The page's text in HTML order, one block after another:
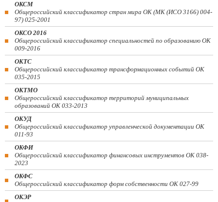
ОКСМ
Общероссийский классификатор стран мира ОК (МК (ИСО 3166) 004-
97) 025-2001
ОКСО 2016
Общероссийский классификатор специальностей по образованию ОК
009-2016
ОКТС
Общероссийский классификатор трансформационных событий ОК
035-2015
ОКТМО
Общероссийский классификатор территорий муниципальных
образований ОК 033-2013
ОКУД
Общероссийский классификатор управленческой документации ОК
011-93
ОКФИ
Общероссийский классификатор финансовых инструментов OK 038-
2023
ОКФС
Общероссийский классификатор форм собственности ОК 027-99
ОКЭР